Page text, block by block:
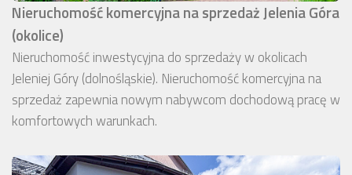
Nieruchomość komercyjna na sprzedaż Jelenia Góra
(okolice)
Nieruchomość inwestycyjna do sprzedaży w okolicach
Jeleniej Góry (dolnośląskie). Nieruchomość komercyjna na
sprzedaż zapewnia nowym nabywcom dochodową pracę w
komfortowych warunkach.